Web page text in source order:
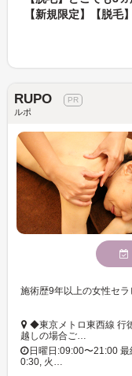
RUPO
ルポ
◆東京メトロ東西線 行
越しの場合ご…
日曜日:09:00〜21:00
0:30, 火…